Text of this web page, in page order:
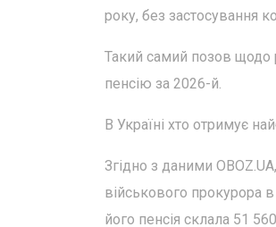
року, без застосування
Такий самий позов щодо
пенсію за 2026-й.
В Україні хто отримує
Згідно з даними
військового прокурора
його пенсія склала 51